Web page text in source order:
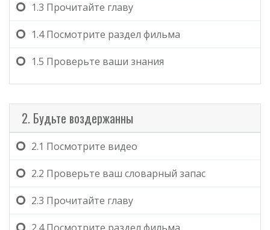
1.3 Прочитайте главу
1.4Посмотрите раздел фильма
1.5 Проверьте ваши знания
2. Будьте воздержанны
2.1 Посмотрите видео
2.2 Проверьте ваш словарный запас
2.3 Прочитайте главу
2.4Посмотрите раздел фильма